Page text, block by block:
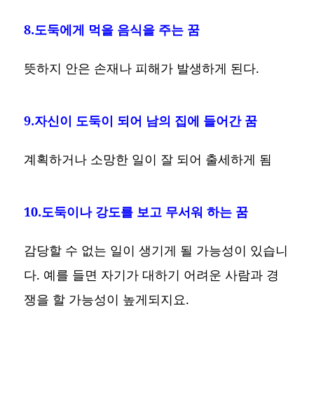
8.도둑에게 먹을 음식을 주는 꿈
뜻하지 안은 손재나 피해가 발생하게 된다.
9.자신이 도둑이 되어 남의 집에 들어간 꿈
계획하거나 소망한 일이 잘 되어 출세하게 됨
10.도둑이나 강도를 보고 무서워 하는 꿈
감당할 수 없는 일이 생기게 될 가능성이 있습니
다. 예를 들면 자기가 대하기 어려운 사람과 경
쟁을 할 가능성이 높게되지요.